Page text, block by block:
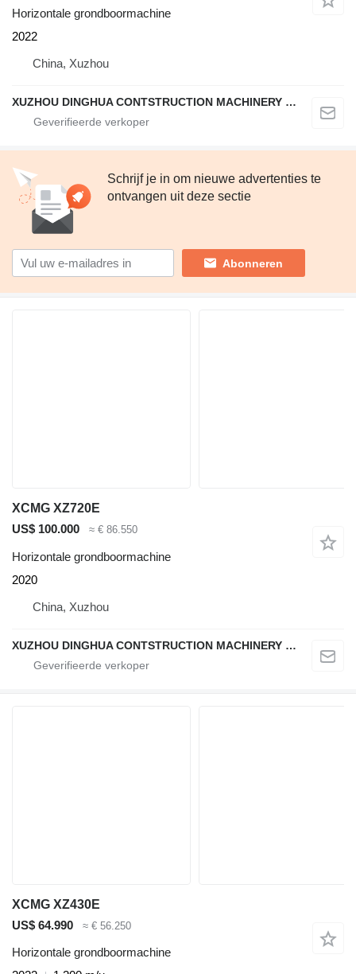
Horizontale grondboormachine
2022
China, Xuzhou
XUZHOU DINGHUA CONTSTRUCTION MACHINERY CO., LTD.
Schrijf je in om nieuwe advertenties te
ontvangen uit deze sectie
Abonneren
XCMG XZ720E
US$ 100.000
≈ € 86.550
Horizontale grondboormachine
2020
China, Xuzhou
XUZHOU DINGHUA CONTSTRUCTION MACHINERY CO., LTD.
XCMG XZ430E
US$ 64.990
≈ € 56.250
Horizontale grondboormachine